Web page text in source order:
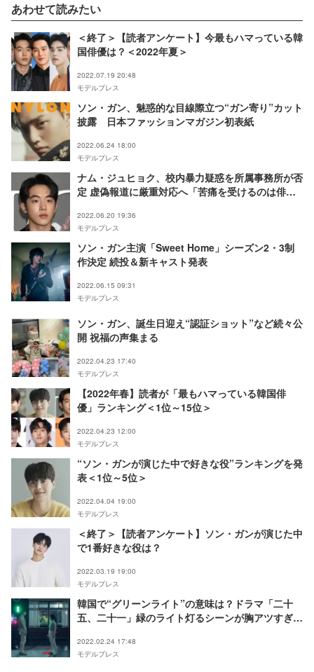
by Getty Images、ソン・
ソック／Photo by Getty
Images
あわせて読みたい
＜終了＞【読者アンケート】今最もハマっている韓
国俳優は？＜2022年夏＞
2022.07.19 20:48
モデルプレス
ソン・ガン、魅惑的な目線際立つ“ガン寄り”カット
披露 日本ファッションマガジン初表紙
2022.06.24 18:00
モデルプレス
ナム・ジュヒョク、校内暴力疑惑を所属事務所が否
定 虚偽報道に厳重対応へ「苦痛を受けるのは俳優
2022.06.20 19:36
モデルプレス
ソン・ガン主演「Sweet Home」シーズン2・3制
作決定 続投＆新キャスト発表
2022.06.15 09:31
モデルプレス
ソン・ガン、誕生日迎え“認証ショット”など続々公
開 祝福の声集まる
2022.04.23 17:40
モデルプレス
【2022年春】読者が「最もハマっている韓国俳
優」ランキング＜1位～15位＞
2022.04.23 12:00
モデルプレス
“ソン・ガンが演じた中で好きな役”ランキングを発
表＜1位～5位＞
2022.04.04 19:00
モデルプレス
＜終了＞【読者アンケート】ソン・ガンが演じた中
で1番好きな役は？
2022.03.19 19:00
モデルプレス
韓国で“グリーンライト”の意味は？ドラマ「二十
五、二十一」緑のライト灯るシーンが胸アツすぎる
2022.02.24 17:48
モデルプレス